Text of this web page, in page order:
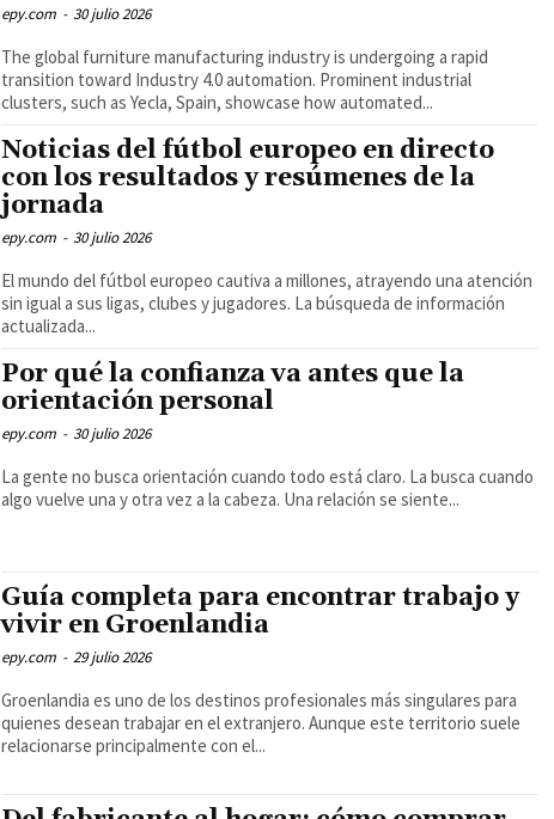
epy.com - 30 julio 2026
The global furniture manufacturing industry is undergoing a rapid
transition toward Industry 4.0 automation. Prominent industrial
clusters, such as Yecla, Spain, showcase how automated...
Noticias del fútbol europeo en directo
con los resultados y resúmenes de la
jornada
epy.com - 30 julio 2026
El mundo del fútbol europeo cautiva a millones, atrayendo una atención
sin igual a sus ligas, clubes y jugadores. La búsqueda de información
actualizada...
Por qué la confianza va antes que la
orientación personal
epy.com - 30 julio 2026
La gente no busca orientación cuando todo está claro. La busca cuando
algo vuelve una y otra vez a la cabeza. Una relación se siente...
Guía completa para encontrar trabajo y
vivir en Groenlandia
epy.com - 29 julio 2026
Groenlandia es uno de los destinos profesionales más singulares para
quienes desean trabajar en el extranjero. Aunque este territorio suele
relacionarse principalmente con el...